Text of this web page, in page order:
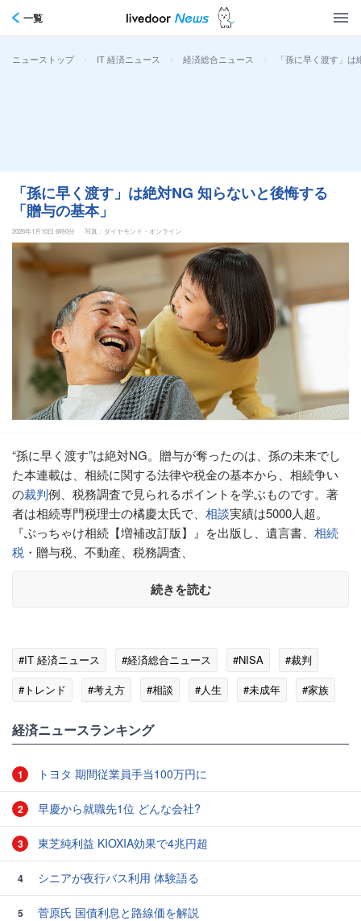
一覧
ニューストップ > IT 経済ニュース > 経済総合ニュース > 「孫に早く渡す」
「孫に早く渡す」は絶対NG 知らないと後悔する
「贈与の基本」
2026年1月10日 6時0分 写真：ダイヤモンド・オンライン
“孫に早く渡す”は絶対NG。贈与が奪ったのは、孫の未来でし
た本連載は、相続に関する法律や税金の基本から、相続争い
の裁判例、税務調査で見られるポイントを学ぶものです。著
者は相続専門税理士の橘慶太氏で、 相談実績は5000人超。
『ぶっちゃけ相続【増補改訂版】』を出版し、遺言書、 相続
税 ・贈与税、不動産、税務調査、
続きを読む
#IT 経済ニュース #経済総合ニュース #NISA
#裁判
#トレンド
#考え方 #相談 #人生 #未成年
#家族
経済ニュースランキング
1 トヨタ 期間従業員手当100万円に
2 早慶から就職先1位 どんな会社?
3 東芝純利益 KIOXIA効果で4兆円超
4 シニアが夜行バス利用 体験語る
5
菅原氏 国債利息と路線価を解説